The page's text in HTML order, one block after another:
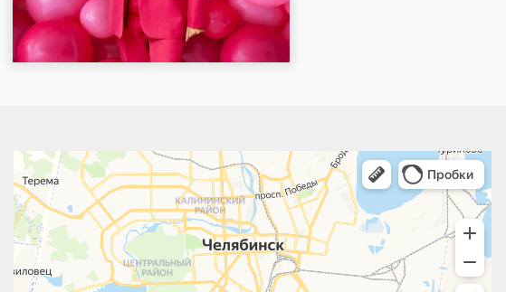
Челябинск
Яндекс.Карты — поиск мест и адресов, городской транспорт